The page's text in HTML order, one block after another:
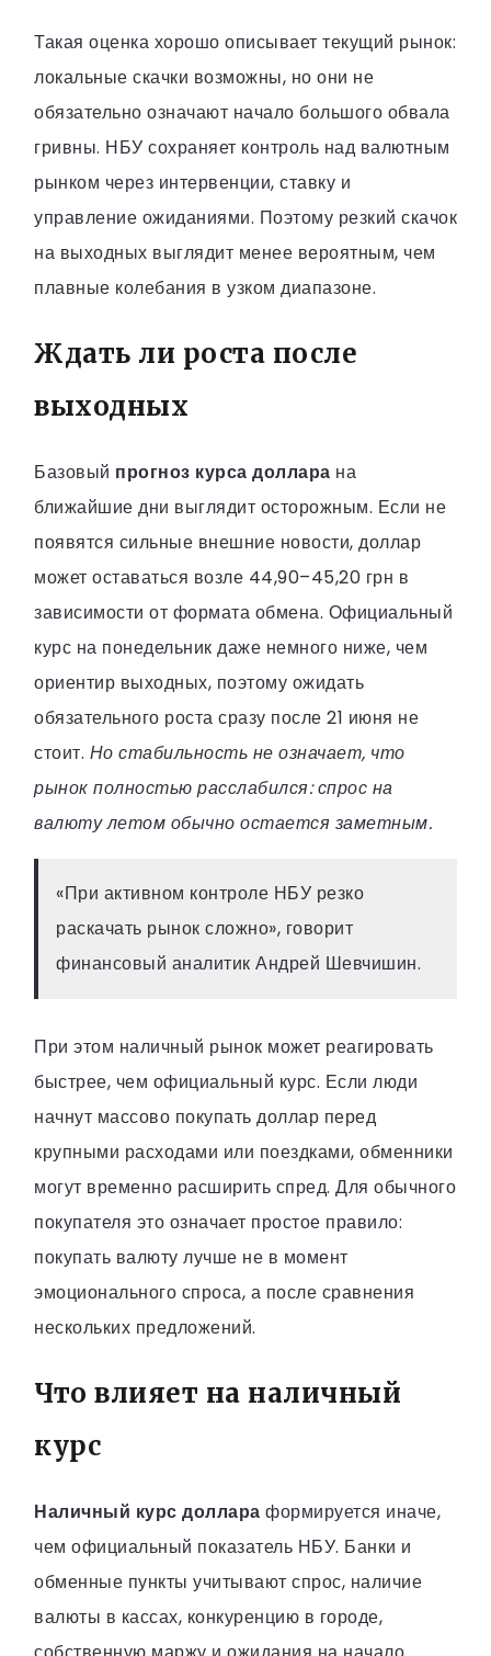
Такая оценка хорошо описывает текущий рынок:
локальные скачки возможны, но они не
обязательно означают начало большого обвала
гривны. НБУ сохраняет контроль над валютным
рынком через интервенции, ставку и
управление ожиданиями. Поэтому резкий скачок
на выходных выглядит менее вероятным, чем
плавные колебания в узком диапазоне.
Ждать ли роста после
выходных
Базовый прогноз курса доллара на
ближайшие дни выглядит осторожным. Если не
появятся сильные внешние новости, доллар
может оставаться возле 44,90–45,20 грн в
зависимости от формата обмена. Официальный
курс на понедельник даже немного ниже, чем
ориентир выходных, поэтому ожидать
обязательного роста сразу после 21 июня не
стоит. Но стабильность не означает, что
рынок полностью расслабился: спрос на
валюту летом обычно остается заметным.
«При активном контроле НБУ резко
раскачать рынок сложно», говорит
финансовый аналитик Андрей Шевчишин.
При этом наличный рынок может реагировать
быстрее, чем официальный курс. Если люди
начнут массово покупать доллар перед
крупными расходами или поездками, обменники
могут временно расширить спред. Для обычного
покупателя это означает простое правило:
покупать валюту лучше не в момент
эмоционального спроса, а после сравнения
нескольких предложений.
Что влияет на наличный
курс
Наличный курс доллара формируется иначе,
чем официальный показатель НБУ. Банки и
обменные пункты учитывают спрос, наличие
валюты в кассах, конкуренцию в городе,